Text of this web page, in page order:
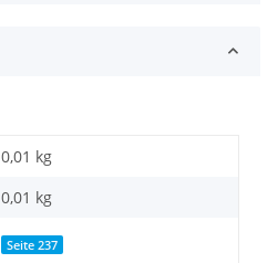
0,01 kg
0,01 kg
Seite 237